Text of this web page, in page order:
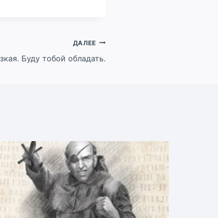
ДАЛЕЕ
Буду тобой обладать.